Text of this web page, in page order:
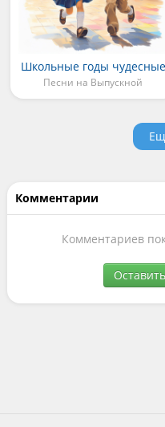
Школьные годы чудесные
Песни на Выпускной
Комментарии
Комментариев